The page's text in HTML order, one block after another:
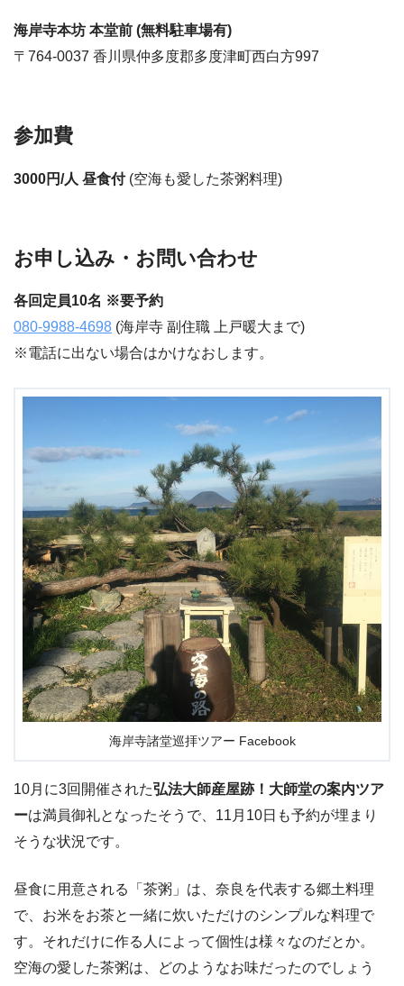
海岸寺本坊 本堂前 (無料駐車場有)
〒764-0037 香川県仲多度郡多度津町西白方997
参加費
3000円/人 昼食付(空海も愛した茶粥料理)
お申し込み・お問い合わせ
各回定員10名 ※要予約
080-9988-4698 (海岸寺 副住職 上戸暖大まで)
※電話に出ない場合はかけなおします。
海岸寺諸堂巡拝ツアー Facebook
10月に3回開催された弘法大師産屋跡！大師堂の案内ツア
ーは満員御礼となったそうで、11月10日も予約が埋まり
そうな状況です。
昼食に用意される「茶粥」は、奈良を代表する郷土料理
で、お米をお茶と一緒に炊いただけのシンプルな料理で
す。それだけに作る人によって個性は様々なのだとか。
空海の愛した茶粥は、どのようなお味だったのでしょう